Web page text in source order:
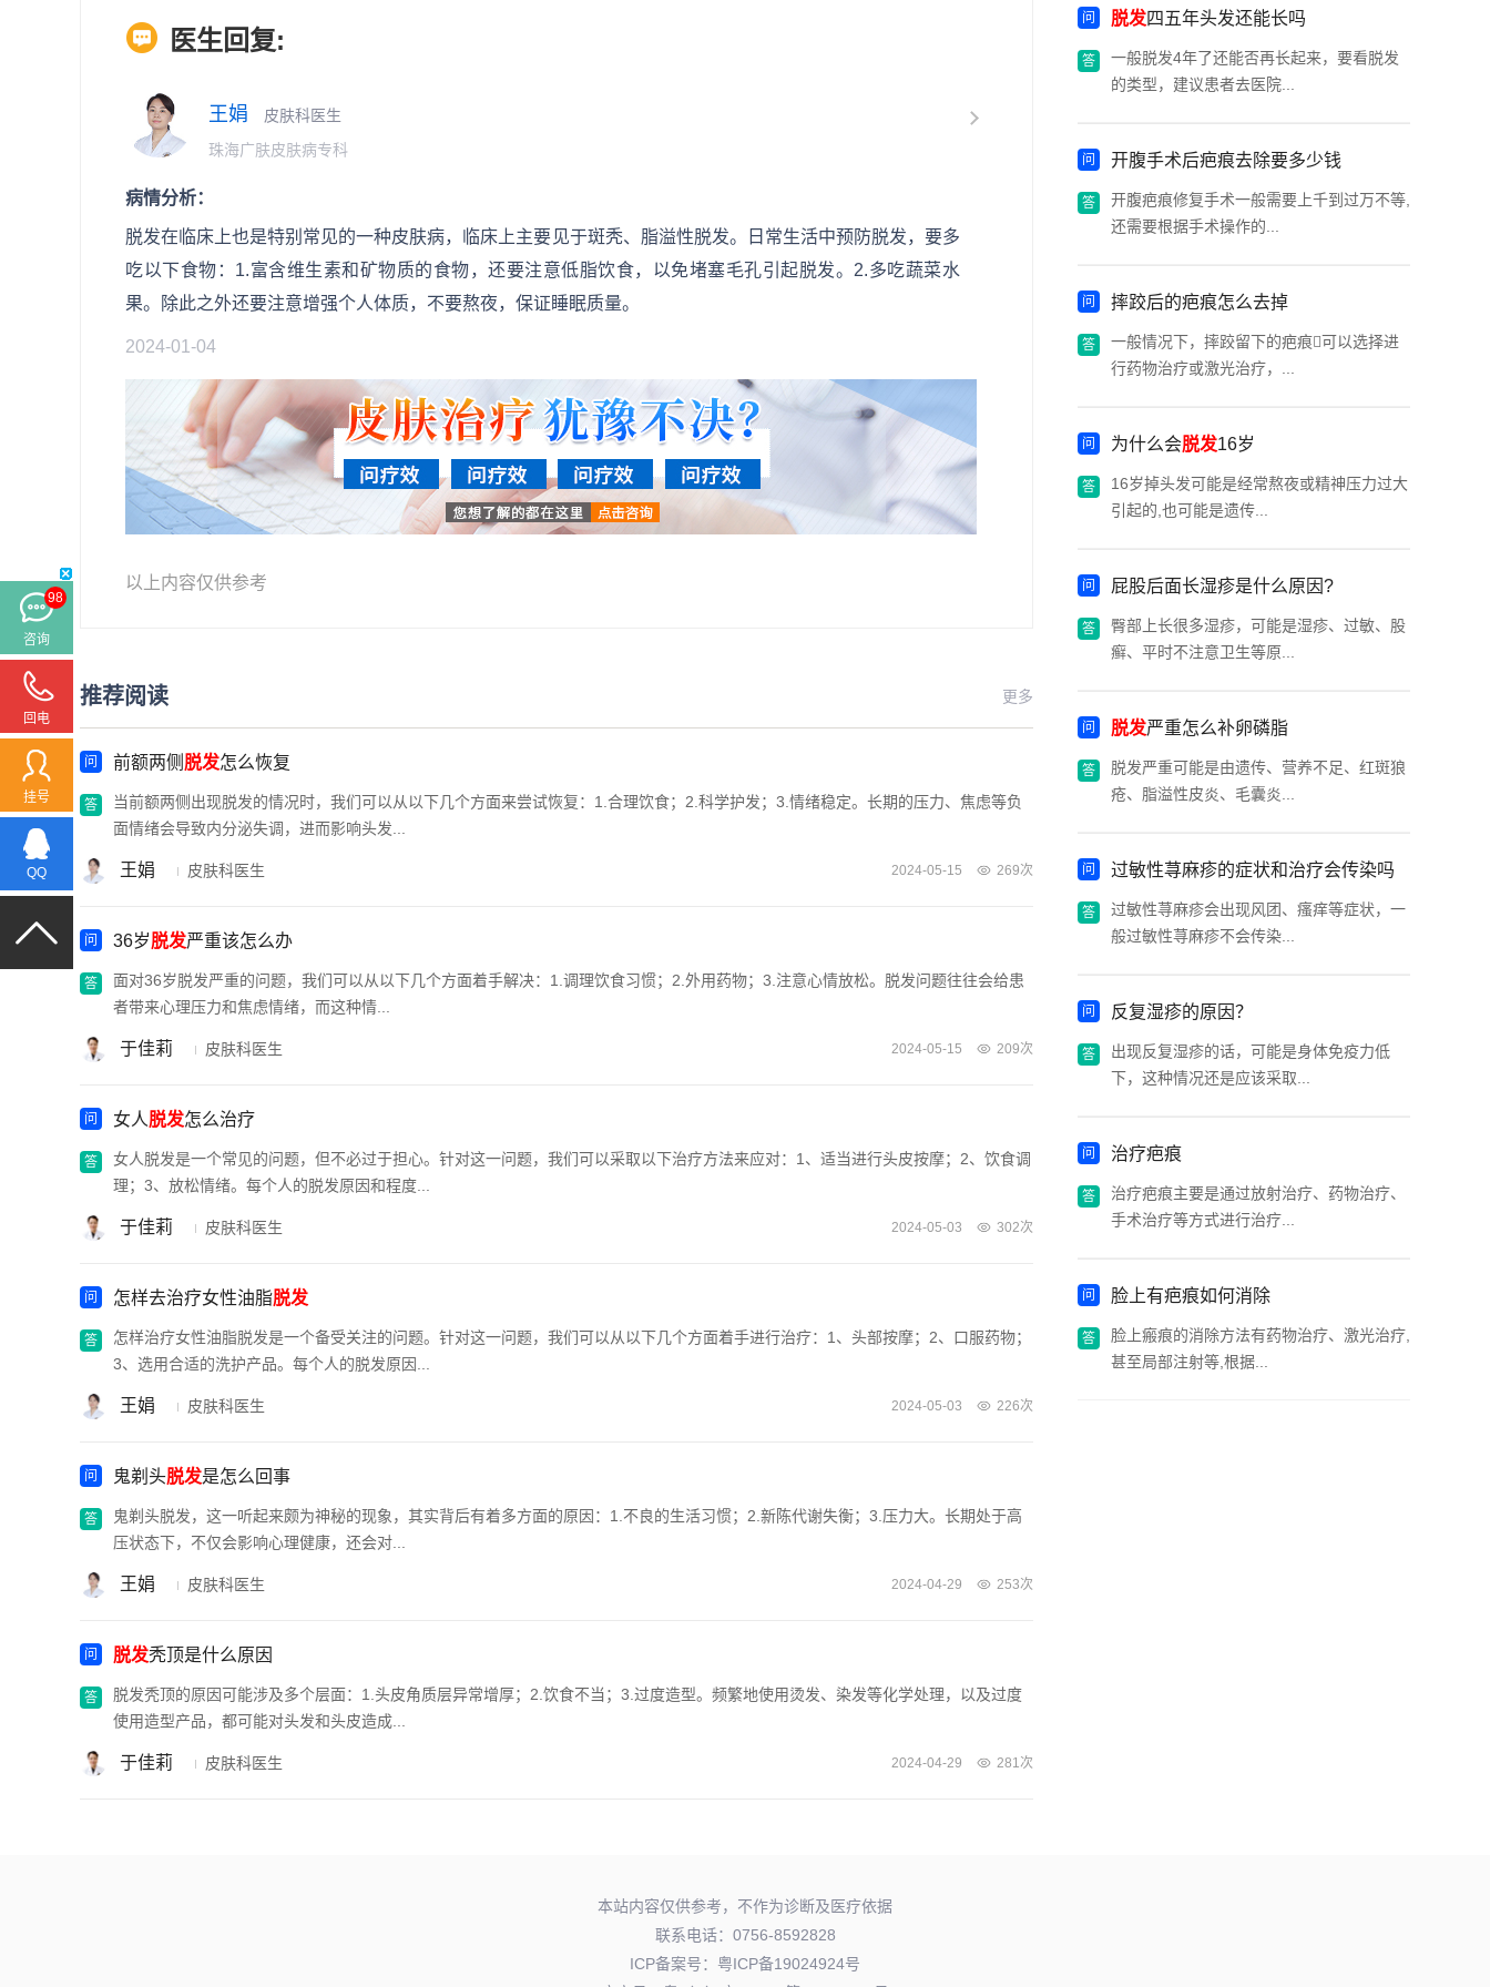
医生回复:
王娟
皮肤科医生
珠海广肤皮肤病专科
病情分析：
脱发在临床上也是特别常见的一种皮肤病，临床上主要见于斑秃、脂溢性脱发。日常生活中预防脱发，要多
吃以下食物：1.富含维生素和矿物质的食物，还要注意低脂饮食，以免堵塞毛孔引起脱发。2.多吃蔬菜水
果。除此之外还要注意增强个人体质，不要熬夜，保证睡眠质量。
2024-01-04
以上内容仅供参考
推荐阅读 更多
前额两侧 脱发怎么恢复
当前额两侧出现脱发的情况时，我们可以从以下几个方面来尝试恢复：1.合理饮食；2.科学护发；3.情绪稳定。长期的压力、焦虑等负
面情绪会导致内分泌失调，进而影响头发...
王娟 皮肤科医生 2024-05-15 269次
36岁脱发严重该怎么办
面对36岁脱发严重的问题，我们可以从以下几个方面着手解决：1.调理饮食习惯；2.外用药物；3.注意心情放松。脱发问题往往会给患
者带来心理压力和焦虑情绪，而这种情...
于佳莉 皮肤科医生 2024-05-15 209次
女人脱发怎么治疗
女人脱发是一个常见的问题，但不必过于担心。针对这一问题，我们可以采取以下治疗方法来应对：1、适当进行头皮按摩；2、饮食调
理；3、放松情绪。每个人的脱发原因和程度...
于佳莉 皮肤科医生 2024-05-03 302次
怎样去治疗女性油脂脱发
怎样治疗女性油脂脱发是一个备受关注的问题。针对这一问题，我们可以从以下几个方面着手进行治疗：1、头部按摩；2、口服药物；
3、选用合适的洗护产品。每个人的脱发原因...
王娟 皮肤科医生 2024-05-03 226次
鬼剃头脱发是怎么回事
鬼剃头脱发，这一听起来颇为神秘的现象，其实背后有着多方面的原因：1.不良的生活习惯；2.新陈代谢失衡；3.压力大。长期处于高
压状态下，不仅会影响心理健康，还会对...
王娟 皮肤科医生 2024-04-29 253次
脱发秃顶是什么原因
脱发秃顶的原因可能涉及多个层面：1.头皮角质层异常增厚；2.饮食不当；3.过度造型。频繁地使用烫发、染发等化学处理，以及过度
使用造型产品，都可能对头发和头皮造成...
于佳莉 皮肤科医生 2024-04-29 281次
脱发四五年头发还能长吗
一般脱发4年了还能否再长起来，要看脱发
的类型，建议患者去医院...
开腹手术后疤痕去除要多少钱
开腹疤痕修复手术一般需要上千到过万不等,
还需要根据手术操作的...
摔跤后的疤痕怎么去掉
一般情况下，摔跤留下的疤痕可以选择进
行药物治疗或激光治疗，...
为什么会脱发16岁
16岁掉头发可能是经常熬夜或精神压力过大
引起的,也可能是遗传...
屁股后面长湿疹是什么原因?
臀部上长很多湿疹，可能是湿疹、过敏、股
癣、平时不注意卫生等原...
脱发严重怎么补卵磷脂
脱发严重可能是由遗传、营养不足、红斑狼
疮、脂溢性皮炎、毛囊炎...
过敏性荨麻疹的症状和治疗会传染吗
过敏性荨麻疹会出现风团、瘙痒等症状，一
般过敏性荨麻疹不会传染...
反复湿疹的原因？
出现反复湿疹的话，可能是身体免疫力低
下，这种情况还是应该采取...
治疗疤痕
治疗疤痕主要是通过放射治疗、药物治疗、
手术治疗等方式进行治疗...
脸上有疤痕如何消除
脸上瘢痕的消除方法有药物治疗、激光治疗,
甚至局部注射等,根据...
本站内容仅供参考，不作为诊断及医疗依据
联系电话：0756-8592828
ICP备案号： 粤ICP备19024924号
98
咨询
回电
挂号
QQ